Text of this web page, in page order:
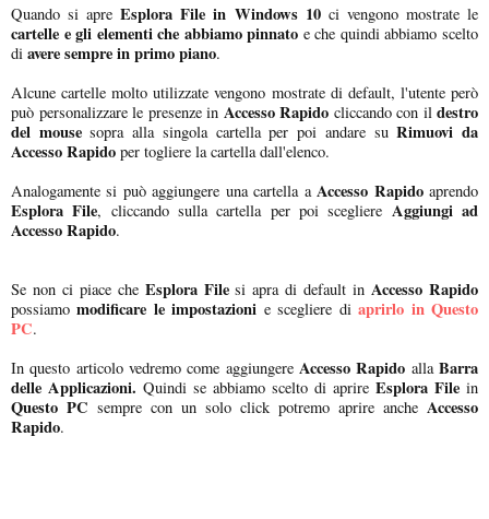
Quando si apreEsplora File in Windows 10ci vengono mostrate le
cartelle e gli elementi che abbiamo pinnato e che quindi abbiamo scelto
di avere sempre in primo piano.
Alcune cartelle molto utilizzate vengono mostrate di default, l'utente però
può personalizzare le presenze in Accesso Rapido cliccando con ildestro
del mousesopra alla singola cartella per poi andare suRimuovi da
Accesso Rapido per togliere la cartella dall'elenco.
Analogamente si può aggiungere una cartella aAccesso Rapidoaprendo
Esplora File, cliccando sulla cartella per poi scegliere Aggiungi ad
Accesso Rapido.
Se non ci piace che Esplora Filesi apra di default inAccesso Rapido
possiamomodificare le impostazioni e scegliere diaprirlo in Questo
PC.
In questo articolo vedremo come aggiungereAccesso Rapido allaBarra
delle Applicazioni. Quindi se abbiamo scelto di aprire Esplora File in
Questo PC sempre con un solo click potremo aprire anche Accesso
Rapido.